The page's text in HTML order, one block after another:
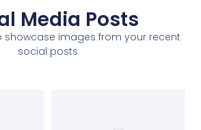
Media Posts
showcase images from your recent
social posts